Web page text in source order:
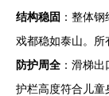
结构稳固 ：整体
戏都稳如泰山。所
防护周全 ：滑梯
护栏高度符合儿童